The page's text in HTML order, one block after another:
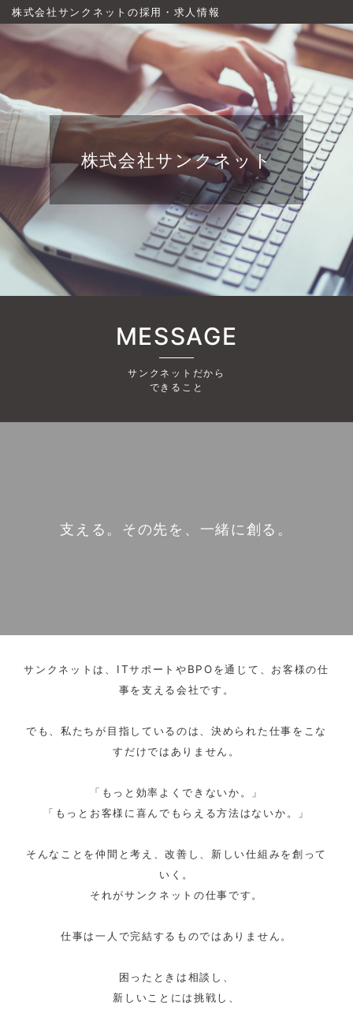
株式会社サンクネットの採用・求人情報
株式会社サンクネット
MESSAGE
サンクネットだから
できること
支える。その先を、一緒に創る。
サンクネットは、ITサポートやBPOを通じて、お客様の仕
事を支える会社です。
でも、私たちが目指しているのは、決められた仕事をこな
すだけではありません。
「もっと効率よくできないか。」
「もっとお客様に喜んでもらえる方法はないか。」
そんなことを仲間と考え、改善し、新しい仕組みを創って
いく。
それがサンクネットの仕事です。
仕事は一人で完結するものではありません。
困ったときは相談し、
新しいことには挑戦し、